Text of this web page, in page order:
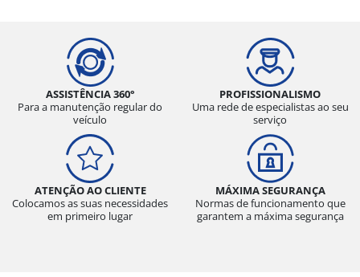
ASSISTÊNCIA 360°
Para a manutenção regular do
veículo
PROFISSIONALISMO
Uma rede de especialistas ao seu
serviço
ATENÇÃO AO CLIENTE
Colocamos as suas necessidades
em primeiro lugar
MÁXIMA SEGURANÇA
Normas de funcionamento que
garantem a máxima segurança